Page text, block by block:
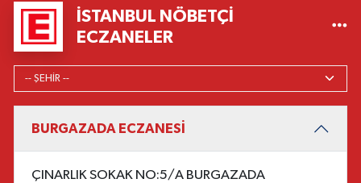
İSTANBUL NÖBETÇI
ECZANELER
BURGAZADA ECZANESİ
ÇINARLIK SOKAK NO:5/A BURGAZADA